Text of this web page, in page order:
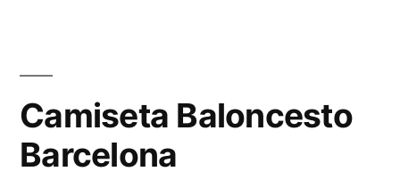
Camiseta Baloncesto
Barcelona